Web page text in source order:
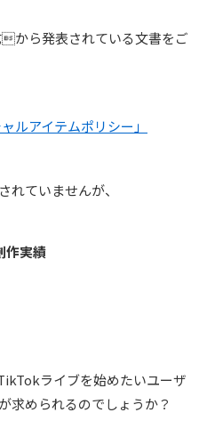
から発表されている文書をご
ルアイテムポリシー」
れていませんが、
作実績
ライブを始めたいユーザ
求められるのでしょうか？